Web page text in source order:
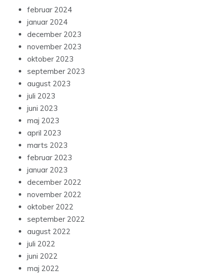
februar 2024
januar 2024
december 2023
november 2023
oktober 2023
september 2023
august 2023
juli 2023
juni 2023
maj 2023
april 2023
marts 2023
februar 2023
januar 2023
december 2022
november 2022
oktober 2022
september 2022
august 2022
juli 2022
juni 2022
maj 2022